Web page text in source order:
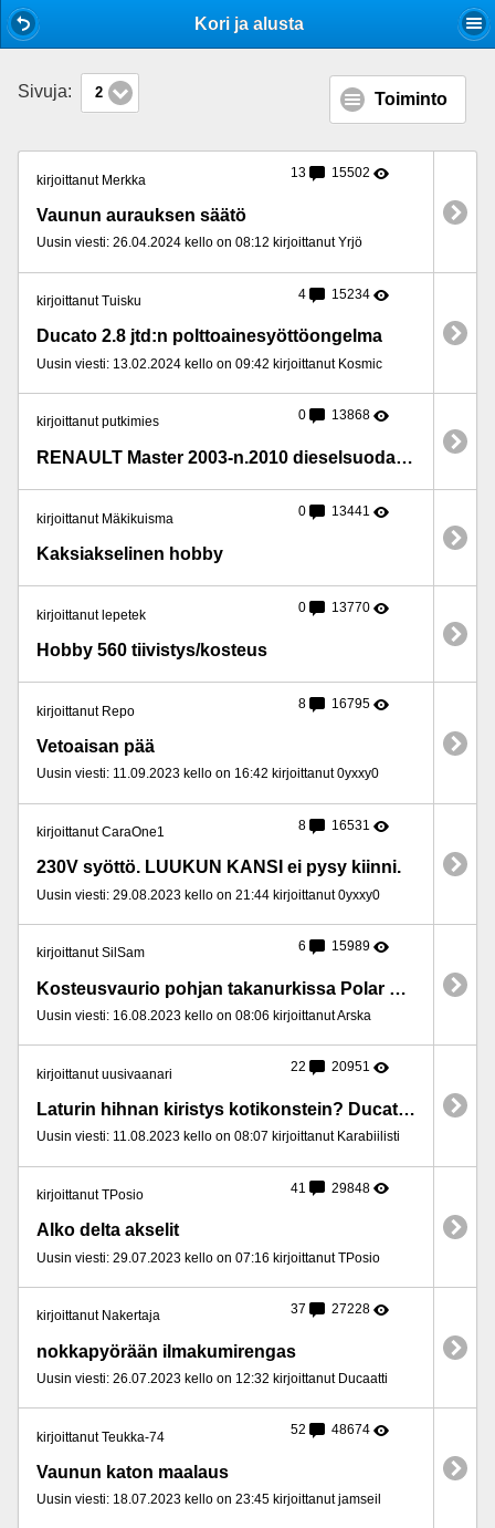
Kori ja alusta
Sivuja: 2 Toiminto
kirjoittanut Merkka 13 15502
Vaunun aurauksen säätö
Uusin viesti: 26.04.2024 kello on 08:12 kirjoittanut Yrjö
kirjoittanut Tuisku 4 15234
Ducato 2.8 jtd:n polttoainesyöttöongelma
Uusin viesti: 13.02.2024 kello on 09:42 kirjoittanut Kosmic
kirjoittanut putkimies 0 13868
RENAULT Master 2003-n.2010 dieselsuodattimen vaihto.
kirjoittanut Mäkikuisma 0 13441
Kaksiakselinen hobby
kirjoittanut lepetek 0 13770
Hobby 560 tiivistys/kosteus
kirjoittanut Repo 8 16795
Vetoaisan pää
Uusin viesti: 11.09.2023 kello on 16:42 kirjoittanut 0yxxy0
kirjoittanut CaraOne1 8 16531
230V syöttö. LUUKUN KANSI ei pysy kiinni.
Uusin viesti: 29.08.2023 kello on 21:44 kirjoittanut 0yxxy0
kirjoittanut SilSam 6 15989
Kosteusvaurio pohjan takanurkissa Polar 2004
Uusin viesti: 16.08.2023 kello on 08:06 kirjoittanut Arska
kirjoittanut uusivaanari 22 20951
Laturin hihnan kiristys kotikonstein? Ducato -94 1. Korimalli
Uusin viesti: 11.08.2023 kello on 08:07 kirjoittanut Karabiilisti
kirjoittanut TPosio 41 29848
Alko delta akselit
Uusin viesti: 29.07.2023 kello on 07:16 kirjoittanut TPosio
kirjoittanut Nakertaja 37 27228
nokkapyörään ilmakumirengas
Uusin viesti: 26.07.2023 kello on 12:32 kirjoittanut Ducaatti
kirjoittanut Teukka-74 52 48674
Vaunun katon maalaus
Uusin viesti: 18.07.2023 kello on 23:45 kirjoittanut jamseil